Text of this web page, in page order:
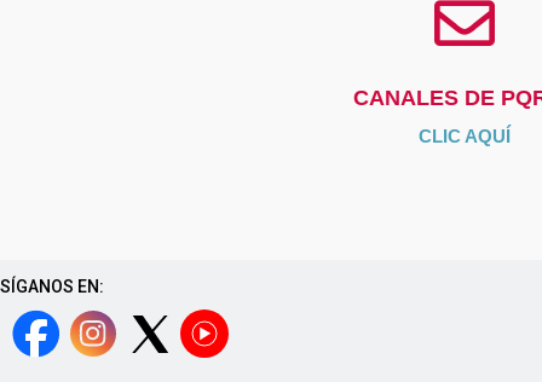
CANALES DE
CLIC AQUÍ
SÍGANOS EN: